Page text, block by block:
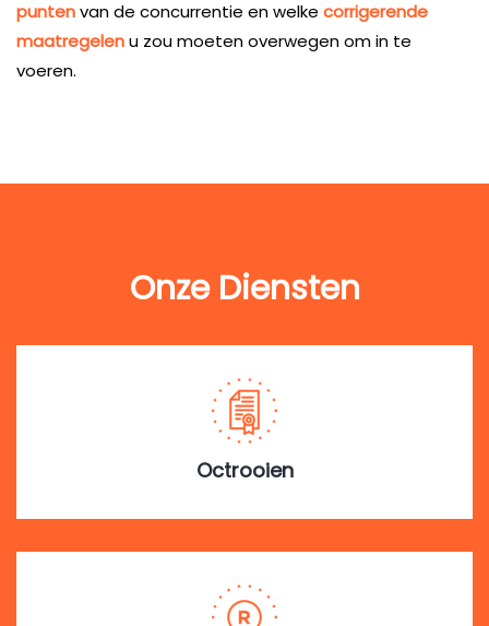
puntenvan de concurrentie en welke corrigerende
maatregelenu zou moeten overwegen om in te
voeren.
Onze Diensten
Octrooien